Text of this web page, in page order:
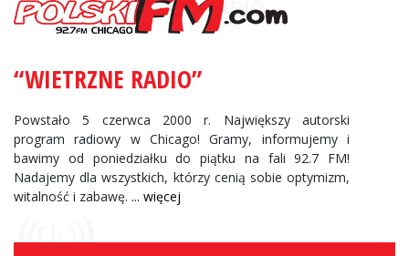
“WIETRZNE RADIO”
Powstało 5 czerwca 2000 r. Największy autorski
program radiowy w Chicago! Gramy, informujemy i
bawimy od poniedziałku do piątku na fali 92.7 FM!
Nadajemy dla wszystkich, którzy cenią sobie optymizm,
witalność i zabawę. ... więcej